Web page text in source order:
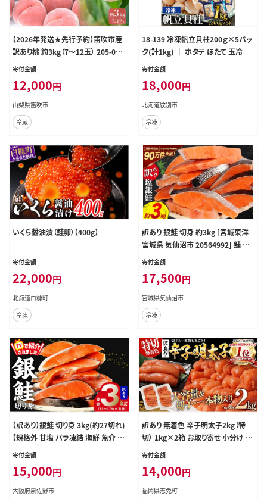
【2026年発送★先行予約】笛吹市産
訳あり桃 約3kg（7～12玉） 205-003
-26y
寄付金額
12,000円
山梨県笛吹市
冷蔵
18-139 冷凍帆立貝柱200ｇ×5パッ
ク(計1kg) ｜ ホタテ ほたて 玉冷
寄付金額
18,000円
北海道紋別市
冷凍
いくら醤油漬（鮭卵）【400g】
寄付金額
22,000円
北海道白糠町
冷凍
訳あり 銀鮭 切身 約3kg [宮城東洋
宮城県 気仙沼市 20564992] 鮭 魚
介類 海鮮 訳アリ 規格外 不揃い さ
庭用 おかず 弁当 支援 サーモン 銀
鮭切り身 魚 わけあり
寄付金額
17,500円
宮城県気仙沼市
冷凍
【訳あり】銀鮭 切り身 3kg(約27切れ)
【規格外 甘塩 バラ凍結 海鮮 魚介 鮭
さけ しゃけ お弁当 朝食 おかず 簡
寄付金額
15,000円
大阪府泉佐野市
訳あり 無着色 辛子明太子2kg（特
切） 1kg×2箱 お取り寄せ 小分け 白
ワイン わけあり 切れ子 切子 めんた
土産 ギフト 海鮮 業務用 たっぷり H
ACCP認定
寄付金額
14,000円
福岡県志免町